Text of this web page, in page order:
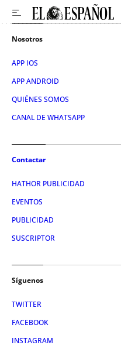
Nosotros
APP IOS
APP ANDROID
QUIÉNES SOMOS
CANAL DE WHATSAPP
Contactar
HATHOR PUBLICIDAD
EVENTOS
PUBLICIDAD
SUSCRIPTOR
Síguenos
TWITTER
FACEBOOK
INSTAGRAM